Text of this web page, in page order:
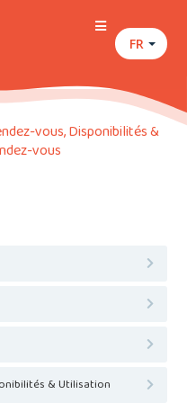
FR
vous, Disponibilités &
vous
& Utilisation